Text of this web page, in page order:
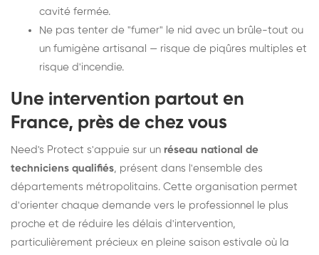
cavité fermée.
Ne pas tenter de "fumer" le nid avec un brûle-tout ou
un fumigène artisanal — risque de piqûres multiples et
risque d'incendie.
Une intervention partout en
France, près de chez vous
Need's Protect s'appuie sur un réseau national de
techniciens qualifiés, présent dans l'ensemble des
départements métropolitains. Cette organisation permet
d'orienter chaque demande vers le professionnel le plus
proche et de réduire les délais d'intervention,
particulièrement précieux en pleine saison estivale où la